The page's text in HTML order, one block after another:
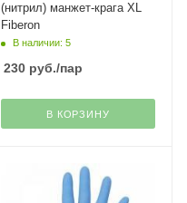
(нитрил) манжет-крага XL
Fiberon
В наличии: 5
230руб./пар
В КОРЗИНУ